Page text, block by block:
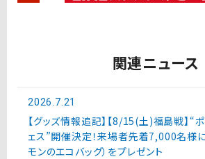
関連ニュース
2026.7.21
【グッズ情報追記】【8/15(土)福島戦】“
ェス”開催決定！来場者先着7,000名様
モンのエコバッグ）をプレゼント